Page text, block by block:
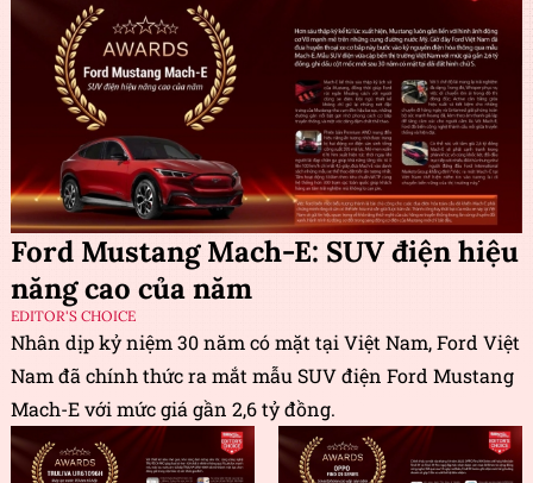
Ford Mustang Mach-E: SUV điện hiệu
năng cao của năm
EDITOR'S CHOICE
Nhân dịp kỷ niệm 30 năm có mặt tại Việt Nam, Ford Việt
Nam đã chính thức ra mắt mẫu SUV điện Ford Mustang
Mach-E với mức giá gần 2,6 tỷ đồng.